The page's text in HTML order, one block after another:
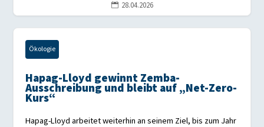
 28.04.2026
Ökologie
Hapag-Lloyd gewinnt Zemba-
Ausschreibung und bleibt auf „Net-Zero-
Kurs“
Hapag-Lloyd arbeitet weiterhin an seinem Ziel, bis zum Jahr